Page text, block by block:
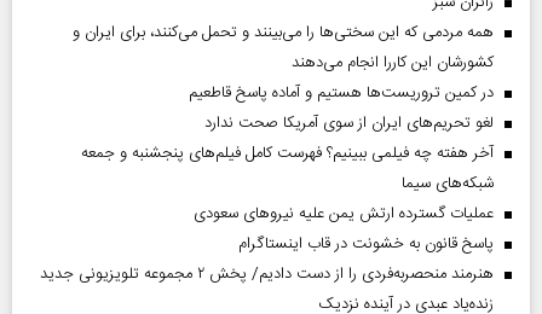
همه مردمی که این سختی‌ها را می‌بینند و تحمل می‌کنند، برای ایران و
کشورشان این کاررا انجام می‌دهند
در کمین تروریست‌ها هستیم و آماده پاسخ قاطعیم
لغو تحریم‌های ایران از سوی آمریکا صحت ندارد
آخر هفته چه فیلمی ببینیم؟ فهرست کامل فیلم‌های پنجشنبه و جمعه
شبکه‌های سیما
عملیات گسترده ارتش یمن علیه نیروهای سعودی
پاسخ قانون به خشونت در قاب اینستاگرام
هنرمند منحصر‌به‌فردی را از دست دادیم/ پخش ۲ مجموعه تلویزیونی جدید
زنده‌یاد عبدی در آینده نزدیک